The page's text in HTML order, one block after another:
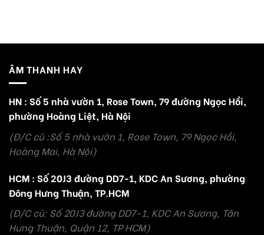
ÂM THANH HAY
HN : Số 5 nhà vườn 1, Rose Town, 79 đường Ngọc Hồi,
phường Hoàng Liệt, Hà Nội
(Đ/C cũ :Số 5 nhà vườn 1, Rose Town, 79 Ngọc Hồi,
Hoàng Mai, Hà Nội)
HCM : Số 20J3 đường DD7-1, KDC An Sương, phường
Đông Hưng Thuận, TP.HCM
(Đ/C cũ: Số 20J3 đường DD7-1, KDC An Sương, Tân
Hưng Thuận, Quận 12, TP HCM)